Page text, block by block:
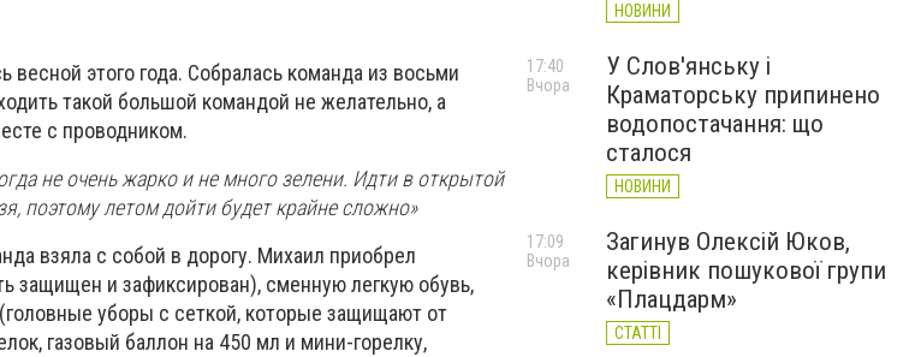
этого года. Собралась команда из восьми
такой большой командой не желательно, а
с проводником.
не очень жарко и не много зелени. Идти в открытой
поэтому летом дойти будет крайне сложно»
взяла с собой в дорогу. Михаил приобрел
защищен и зафиксирован), сменную легкую обувь,
уборы с сеткой, которые защищают от
газовый баллон на 450 мл и мини-горелку,
НОВИНИ
У Слов'янську і
Краматорську припинено
водопостачання: що
сталося
НОВИНИ
17:40
Вчора
Загинув Олексій Юков,
керівник пошукової групи
«Плацдарм»
СТАТТІ
17:09
Вчора